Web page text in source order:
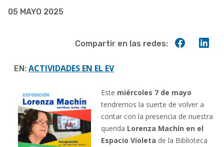
navegación
05 MAYO 2025
Compartir en las redes:
EN: ACTIVIDADES EN EL EV
Este miércoles 7 de mayo
tendremos la suerte de volver a
contar con la presencia de nuestra
querida Lorenza Machín en el
Espacio Violeta de la Biblioteca